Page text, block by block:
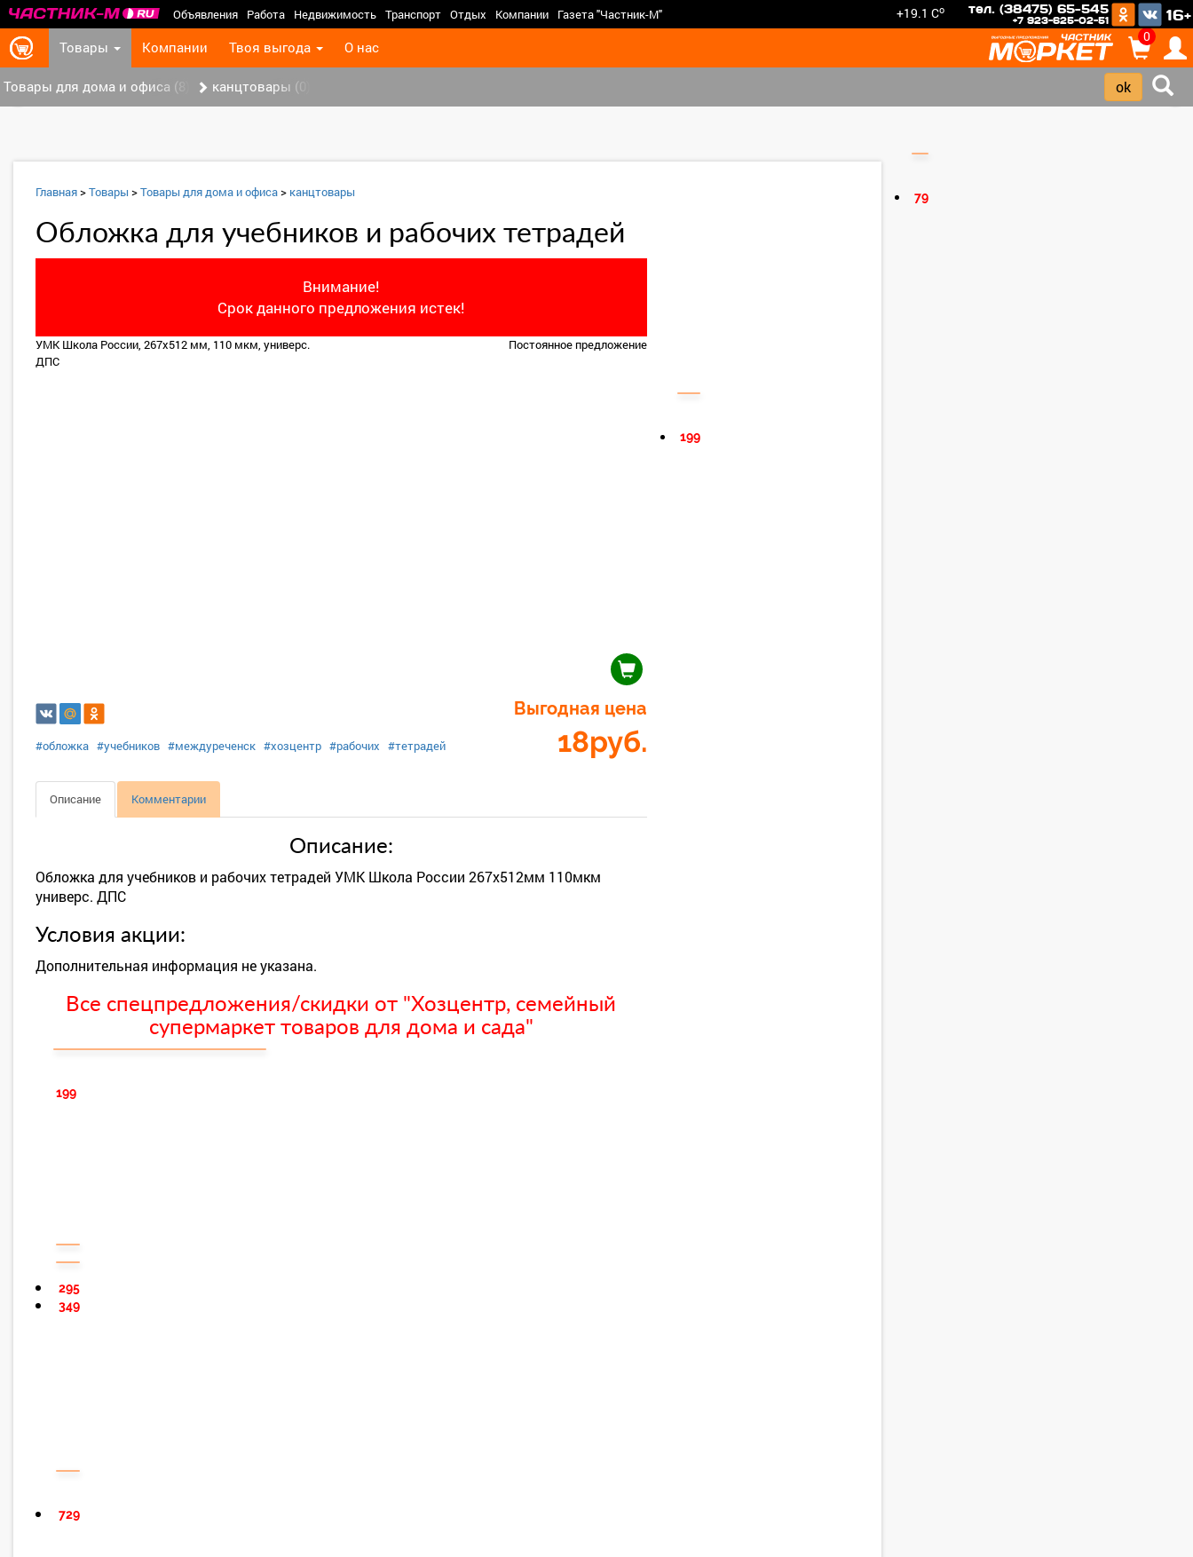
Объявления Работа Недвижимость Транспорт Отдых Компании Газета "Частник-М" +19.1 Co тел. (38475) 65-545
+7 923-625-02-51 16+
Товары Компании Твоя выгода О нас
0
>
Товары для дома и офиса (8) канцтовары (0)
Главная>Товары >Товары для дома и офиса> канцтовары
Обложка для учебников и рабочих тетрадей
Внимание!
Срок данного предложения истек!
УМК Школа России, 267х512 мм, 110 мкм, универс.
ДПС
Постоянное предложение
Выгодная цена
18руб.
#обложка #учебников #междуреченск #хозцентр #рабочих #тетрадей
Описание Комментарии
Описание:
Обложка для учебников и рабочих тетрадей УМК Школа России 267х512мм 110мкм
универс. ДПС
Условия акции:
Дополнительная информация не указана.
Все спецпредложения/скидки от "Хозцентр, семейный
супермаркет товаров для дома и сада"
199
295
349
729
199
79
‹ ›